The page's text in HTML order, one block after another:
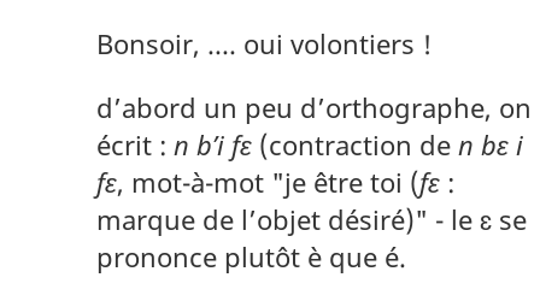
Bonsoir, .... oui volontiers !
d’abord un peu d’orthographe, on
écrit : n b’i fɛ (contraction den bɛ i
fɛ, mot-à-mot "je être toi (fɛ :
marque de l’objet désiré)" - le ɛ se
prononce plutôt è que é.